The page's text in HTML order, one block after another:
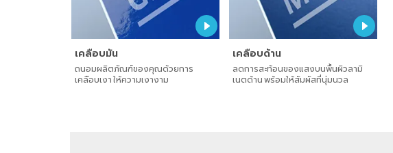
เคลือบมัน
ถนอมผลิตภัณฑ์ของคุณด้วยการ
เคลือบเงา ให้ความเงางาม
เคลือบด้าน
ลดการสะท้อนของแสงบนพื้นผิวลามิ
เนตด้าน พร้อมให้สัมผัสที่นุ่มนวล